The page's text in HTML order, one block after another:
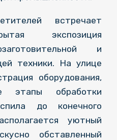
встречает
экспозиция
и
техники. На улице
оборудования,
этапы обработки
до конечного
уютный
обставленный